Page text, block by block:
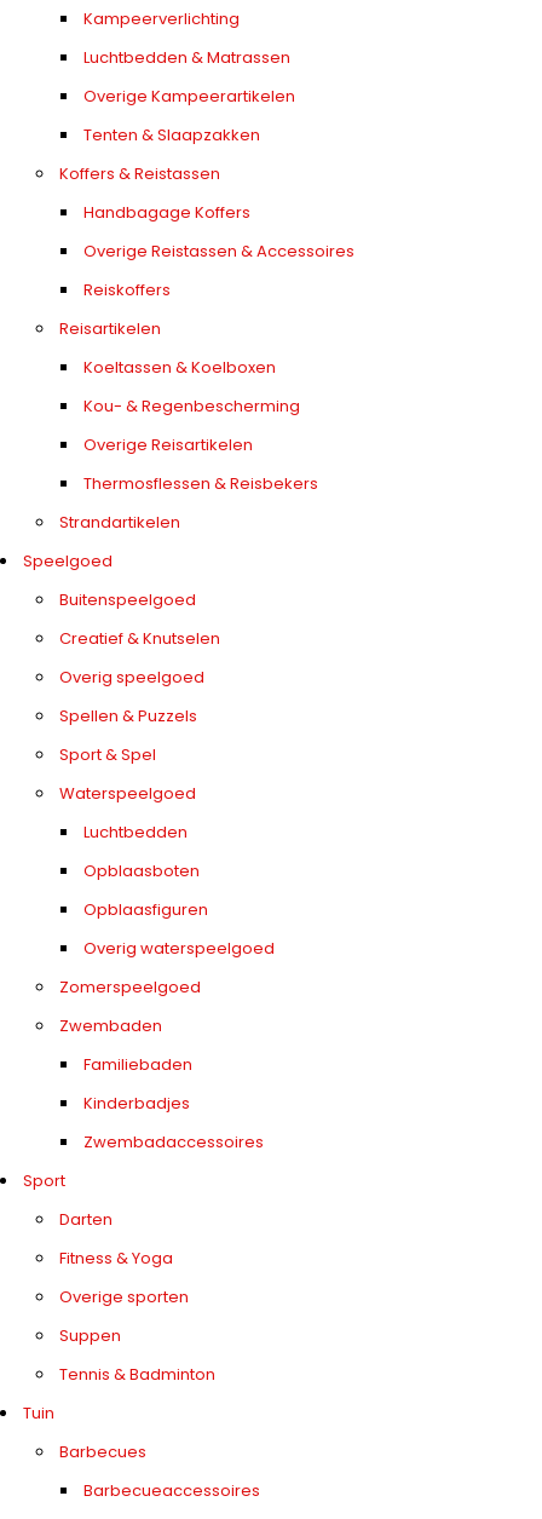
Kampeerverlichting
Luchtbedden & Matrassen
Overige Kampeerartikelen
Tenten & Slaapzakken
Koffers & Reistassen
Handbagage Koffers
Overige Reistassen & Accessoires
Reiskoffers
Reisartikelen
Koeltassen & Koelboxen
Kou- & Regenbescherming
Overige Reisartikelen
Thermosflessen & Reisbekers
Strandartikelen
Speelgoed
Buitenspeelgoed
Creatief & Knutselen
Overig speelgoed
Spellen & Puzzels
Sport & Spel
Waterspeelgoed
Luchtbedden
Opblaasboten
Opblaasfiguren
Overig waterspeelgoed
Zomerspeelgoed
Zwembaden
Familiebaden
Kinderbadjes
Zwembadaccessoires
Sport
Darten
Fitness & Yoga
Overige sporten
Suppen
Tennis & Badminton
Tuin
Barbecues
Barbecueaccessoires